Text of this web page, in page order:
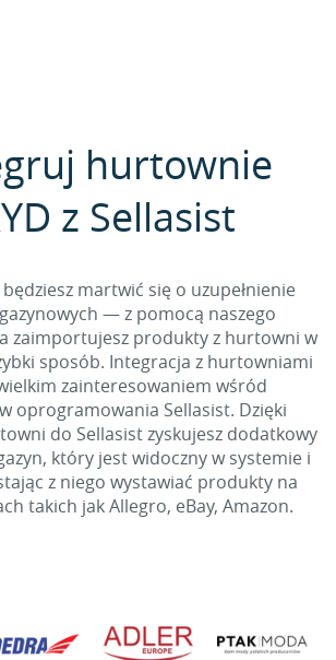
hurtownie
z Sellasist
martwić się o uzupełnienie
— z pomocą naszego
zaimportujesz produkty z hurtowni w
sposób. Integracja z hurtowniami
zainteresowaniem wśród
oprogramowania Sellasist. Dzięki
do Sellasist zyskujesz dodatkowy
który jest widoczny w systemie i
z niego wystawiać produkty na
takich jak Allegro, eBay, Amazon.